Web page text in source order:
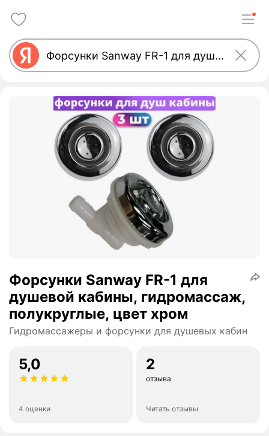
Форсунки Sanway FR-1 для
душевой кабины, гидромассаж,
полукруглые, цвет хром
Гидромассажеры и форсунки для душевых кабин
5,0
4 оценки
2
отзыва
Читать отзывы